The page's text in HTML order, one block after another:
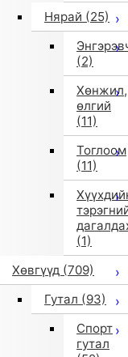
Нярай (25)
(2)
Хөнжил,
өлгий
(11)
Тоглоом
(11)
(1)
Хөвгүүд (709)
Гутал (93)
Спорт
гутал